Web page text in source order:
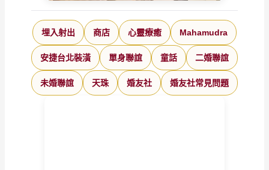
埋入射出 商店 心靈療癒 Mahamudra
安捷台北裝潢 單身聯誼 童話 二婚聯誼
未婚聯誼 天珠 婚友社 婚友社常見問題